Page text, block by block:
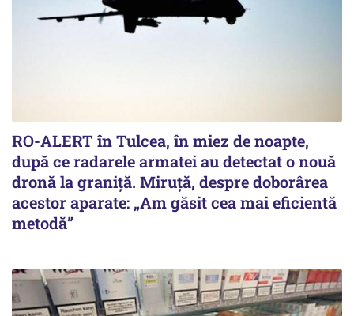
RO-ALERT în Tulcea, în miez de noapte,
după ce radarele armatei au detectat o nouă
dronă la graniță. Miruță, despre doborârea
acestor aparate: „Am găsit cea mai eficientă
metodă”